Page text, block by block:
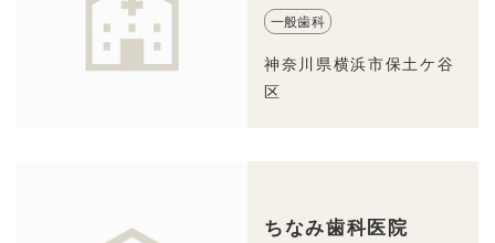
一般歯科
神奈川県横浜市保土ケ谷
区
ちなみ歯科医院